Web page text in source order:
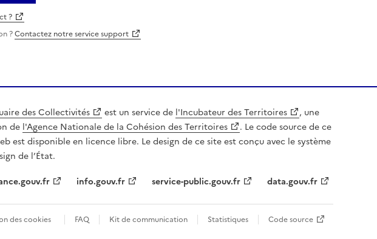
?
?Contactez notre service support
des Collectivités est un service de l'Incubateur des Territoires
, une
de l'Agence Nationale de la Cohésion des Territoires
. Le code source de ce
est disponible en licence libre. Le design de ce site est conçu avec le système
de l’État.
info.gouv.fr service-public.gouv.fr data.gouv.fr
des cookies FAQ Kit de communication Statistiques Code source